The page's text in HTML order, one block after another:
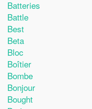
Batteries
Battle
Best
Beta
Bloc
Boîtier
Bombe
Bonjour
Bought